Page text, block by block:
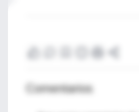
Comentarios